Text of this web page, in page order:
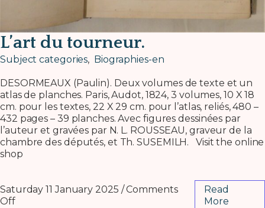
L’art du tourneur.
Subject categories, Biographies-en
DESORMEAUX (Paulin). Deux volumes de texte et un
atlas de planches. Paris, Audot, 1824, 3 volumes, 10 X 18
cm. pour les textes, 22 X 29 cm. pour l’atlas, reliés, 480 –
432 pages – 39 planches. Avec figures dessinées par
l’auteur et gravées par N. L. ROUSSEAU, graveur de la
chambre des députés, et Th. SUSEMILH. Visit the online
shop
Saturday 11 January 2025 / Comments
Off
Read
More